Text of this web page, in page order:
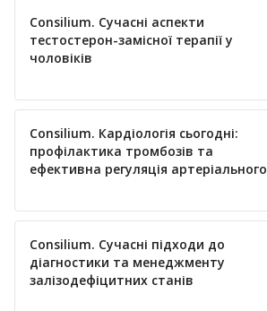
Consilium. Сучасні аспекти
тестостерон-замісної терапії у
чоловіків
Consilium. Кардіологія сьогодні:
профілактика тромбозів та
ефективна регуляція артеріального
Consilium. Сучасні підходи до
діагностики та менеджменту
залізодефіцитних станів